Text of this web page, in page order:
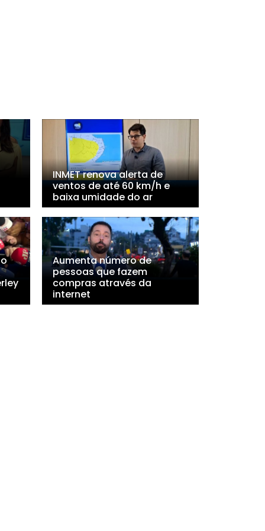
INMET renova alerta de
ventos de até 60 km/h e
baixa umidade do ar
Aumenta número de
pessoas que fazem
compras através da
internet